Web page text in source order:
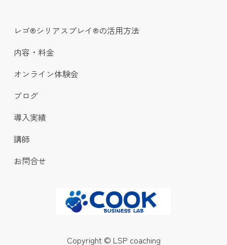
レゴ®シリアスプレイ®の活用方法
内容・料金
オンライン体験会
ブログ
導入実績
講師
お問合せ
Copyright © LSP coaching